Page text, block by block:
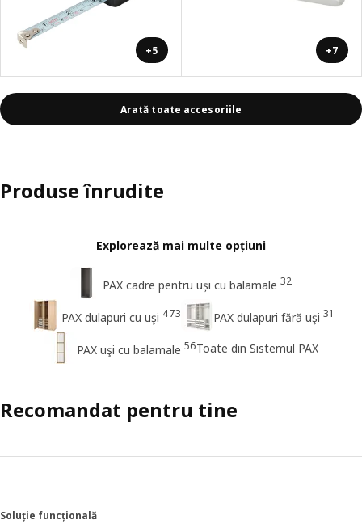
+5 +7
Arată toate accesoriile
Produse înrudite
Explorează mai multe opțiuni
PAX cadre pentru uși cu balamale 32
PAX dulapuri cu uşi 473 PAX dulapuri fără uşi 31
PAX uşi cu balamale 56Toate din Sistemul PAX
Recomandat pentru tine
Soluție funcțională